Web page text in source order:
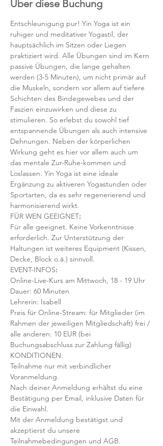
Über diese Buchung
Entschleunigung pur! Yin Yoga ist ein
ruhiger und meditativer Yogastil, der
hauptsächlich im Sitzen oder Liegen
praktiziert wird. Alle Übungen sind im Kern
passive Übungen, die lange gehalten
werden (3-5 Minuten), um nicht primär auf
die Muskeln, sondern vor allem auf tiefere
Schichten des Bindegewebes und der
Faszien einzuwirken und diese zu
stimulieren. So erlebst du sowohl tief
entspannende Übungen als auch intensive
Dehnungen. Neben der körperlichen
Wirkung geht es hier vor allem auch um
das mentale Zur-Ruhe-kommen und
Loslassen. Yin Yoga ist eine ideale
Ergänzung zu aktiveren Yogastunden oder
Sportarten, da es sehr regenerierend und
harmonisierend wirkt.
FÜR WEN GEEIGNET:
Für alle geeignet. Keine Vorkenntnisse
erforderlich. Zur Unterstützung der
Haltungen ist weiteres Equipment (Kissen,
Decke, Block o.ä.) sinnvoll.
EVENT-INFOS:
Online-Live-Kurs am Mittwoch, 18 - 19 Uhr
Dauer: 60 Minuten
Lehrerin: Isabell
Preis für Online-Stream: für Mitglieder (im
Rahmen der jeweiligen Mitgliedschaft) frei /
alle anderen: 10 EUR (bei
Buchungsabschluss zur Zahlung fällig)
KONDITIONEN:
Teilnahme nur mit verbindlicher
Voranmeldung.
Nach deiner Anmeldung erhältst du eine
Bestätigung per Email, inklusive Daten für
die Einwahl.
Mit der Anmeldung bestätigst und
akzeptierst du unsere
Teilnahmebedingungen und AGB.